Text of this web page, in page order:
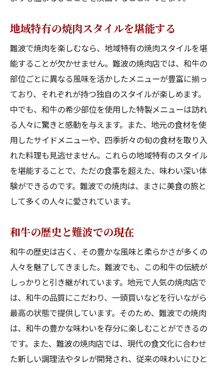
地域特有の焼肉スタイルを堪能する
難波で焼肉を楽しむなら、地域特有の焼肉スタイルを堪
能することが欠かせません。難波の焼肉店では、和牛の
部位ごとに異なる風味を活かしたメニューが豊富に揃っ
ており、それぞれが持つ独自のスタイルが楽しめます。
中でも、和牛の希少部位を使用した特製メニューは訪れ
る人々に驚きと感動を与えます。また、地元の食材を使
用したサイドメニューや、四季折々の旬の食材を取り入
れた料理も見逃せません。これらの地域特有のスタイル
を堪能することで、ただの食事を超えた、味わい深い体
験ができるのです。難波での焼肉は、まさに美食の旅と
して多くの人々に愛されています。
和牛の歴史と難波での現在
和牛の歴史は古く、その豊かな風味と柔らかさが多くの
人々を魅了してきました。難波でも、この和牛の伝統が
しっかりと引き継がれています。地元で人気の焼肉店で
は、和牛の品質にこだわり、一頭買いなどを行いながら
最高の状態で提供しています。そのため、難波での焼肉
は、和牛の豊かな味わいを存分に楽しむことができるの
です。また、難波の焼肉店では、現代の食文化に合わせ
た新しい調理法やタレが開発され、従来の味わいにひと